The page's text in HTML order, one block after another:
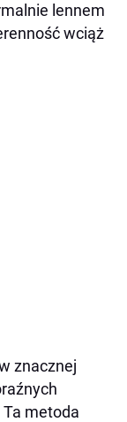
lennem
wciąż
znacznej
metoda